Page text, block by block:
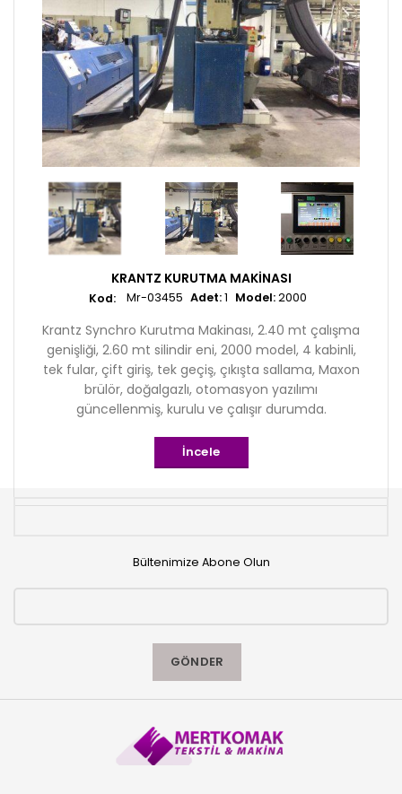
KRANTZ KURUTMA MAKINASI
Adet:1 Model:2000
Mr-03455
Krantz Synchro Kurutma Makinası, 2.40 mt çalışma
genişliği, 2.60 mt silindir eni, 2000 model, 4 kabinli,
tek fular, çift giriş, tek geçiş, çıkışta sallama, Maxon
brülör, doğalgazlı, otomasyon yazılımı
güncellenmiş, kurulu ve çalışır durumda.
İncele
Bültenimize Abone Olun